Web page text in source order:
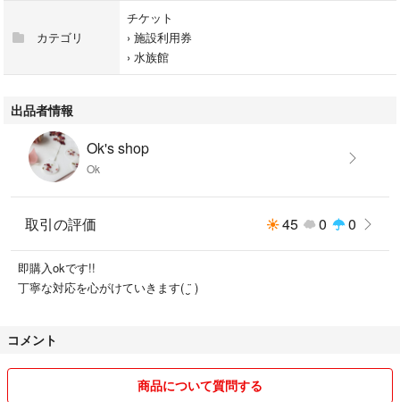
カテゴリ
チケット
› 施設利用券
› 水族館
出品者情報
Ok's shop
Ok
取引の評価 45 0 0
即購入okです!!
丁寧な対応を心がけていきます( ¨̮ )
コメント
商品について質問する